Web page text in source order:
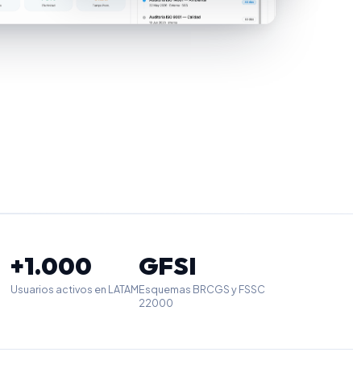
+1.000
Usuarios activos en LATAM
GFSI
Esquemas BRCGS y FSSC
22000